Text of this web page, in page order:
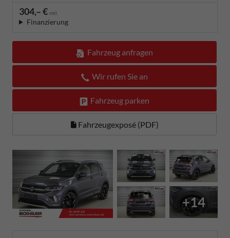
304,– € mtl.
Finanzierung
Fahrzeug anfragen
Wir rufen Sie an
Fahrzeug parken
Fahrzeugexposé (PDF)
+14